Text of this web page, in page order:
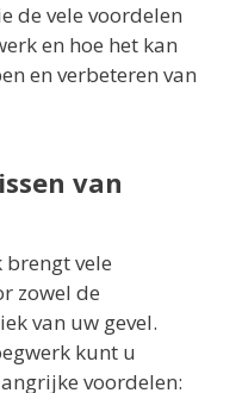
de vele voordelen
en hoe het kan
en verbeteren van
van
brengt vele
zowel de
van uw gevel.
kunt u
voordelen: